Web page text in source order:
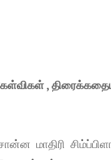
,
மாதிரி